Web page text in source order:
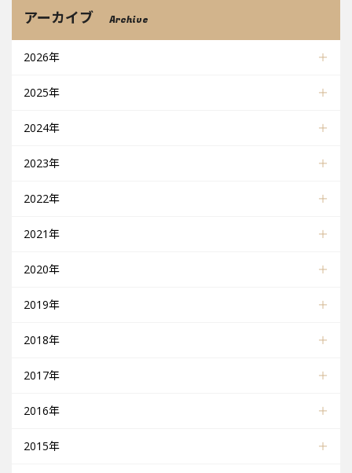
アーカイブ Archive
2026年
2025年
2024年
2023年
2022年
2021年
2020年
2019年
2018年
2017年
2016年
2015年